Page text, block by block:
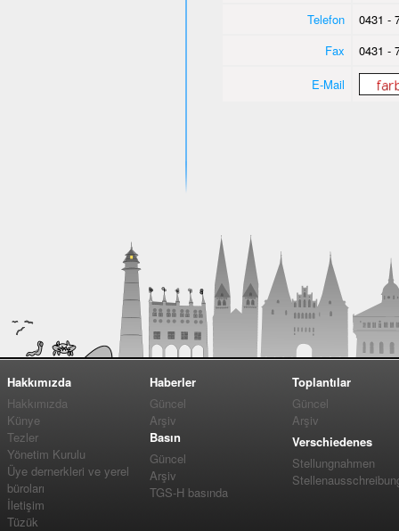
Telefon
0431 -
Fax
0431 -
E-Mail
Hakkımızda
Hakkımızda
Künye
Tezler
Yönetim Kurulu
Üye dernerkleri ve yerel
büroları
İletişim
Tüzük
Haberler
Güncel
Arşiv
Basın
Güncel
Arşiv
TGS-H basında
Toplantılar
Güncel
Arşiv
Verschiedenes
Stellungnahmen